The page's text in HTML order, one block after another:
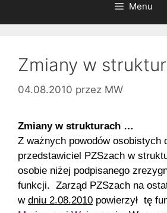
Menu
Zmiany w
04.08.2010 przez MW
Zmiany w strukturach …
Z ważnych powodów osobistych
przedstawiciel PZSzach w
osobie niżej podpisanego
funkcji. Zarząd PZSzach na
w dniu 2.08.2010 powierzył tę